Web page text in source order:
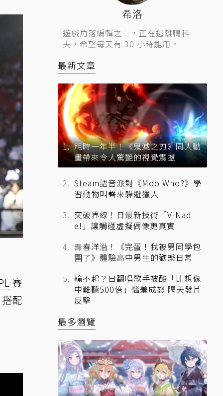
賽
配
希洛
遊戲角落編輯之一，正在逃離鴨科
夫，希望每天有 30 小時能用。
最新文章
耗時一年半！《鬼滅之刃》同人動
畫帶來令人驚艷的視覺震撼
Steam語音派對《Moo Who?》學
習動物叫聲來躲避獵人
突破界線！日最新技術「V-Nad
e!」讓觸碰虛擬偶像更真實
青春洋溢！《完蛋！我被男同學包
圍了》體驗高中男生的歡樂日常
輸不起？日翻唱歌手被酸「比想像
中難聽500倍」惱羞成怒 隔天發片
反擊
最多瀏覽